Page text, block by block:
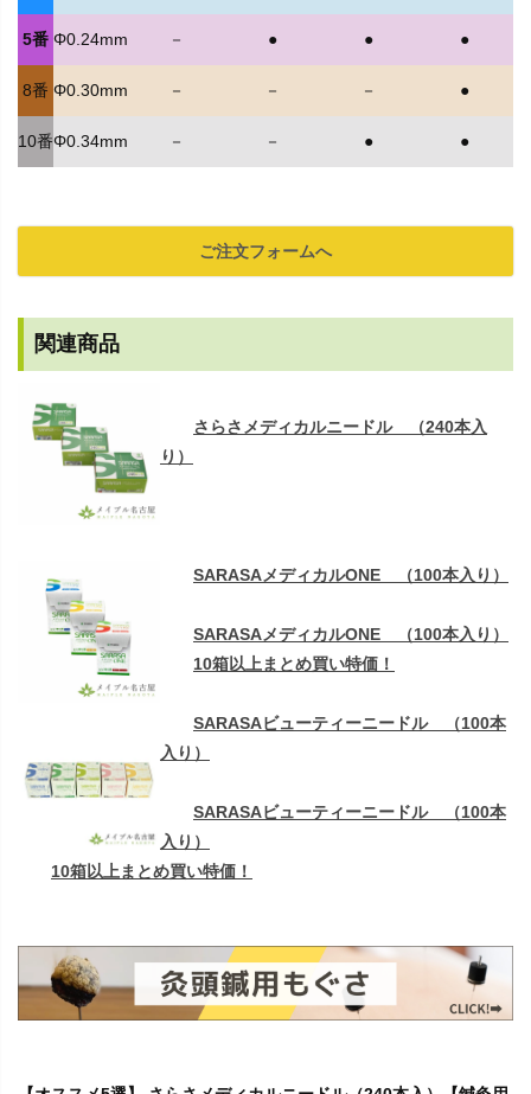
5番 Φ0.24mm － ● ● ●
8番 Φ0.30mm － － － ●
10番Φ0.34mm － － ● ●
ご注文フォームへ
関連商品
さらさメディカルニードル （240本入
り）
SARASAメディカルONE （100本入り）
SARASAメディカルONE （100本入り）
10箱以上まとめ買い特価！
SARASAビューティーニードル （100本
入り）
SARASAビューティーニードル （100本
入り）
10箱以上まとめ買い特価！